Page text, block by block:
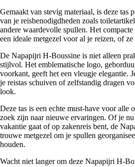
Gemaakt van stevig materiaal, is deze tas
van je reisbenodigdheden zoals
andere waardevolle spullen. Het
een ideale metgezel voor al je reizen, of
De Napapijri H-Boussine is niet alleen
stijlvol. Het emblematische logo,
voorkant, geeft het een vleugje elegantie.
je reistas schuiven of zelfstandig dragen
look.
Deze tas is een echte must-have voor alle
zoek zijn naar nieuwe ervaringen. Of je
vakantie gaat of op zakenreis bent, de
trouwe metgezel om je spullen
houden.
Wacht niet langer om deze Napapijri H-